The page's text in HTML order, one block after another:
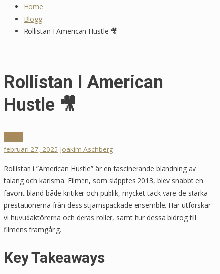
Tommy Myllymäki Grillad Högrev
🍖 Recepttips
Home
Blogg
Rollistan I American Hustle 🎥
Rollistan I American
Hustle 🎥
februari 27, 2025 Joakim Aschberg
Rollistan i ”American Hustle” är en fascinerande blandning av
talang och karisma. Filmen, som släpptes 2013, blev snabbt en
favorit bland både kritiker och publik, mycket tack vare de starka
prestationerna från dess stjärnspäckade ensemble. Här utforskar
vi huvudaktörerna och deras roller, samt hur dessa bidrog till
filmens framgång.
Key Takeaways